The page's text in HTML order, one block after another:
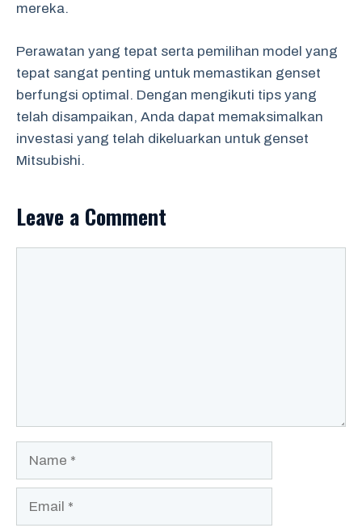
mereka.
Perawatan yang tepat serta pemilihan model yang
tepat sangat penting untuk memastikan genset
berfungsi optimal. Dengan mengikuti tips yang
telah disampaikan, Anda dapat memaksimalkan
investasi yang telah dikeluarkan untuk genset
Mitsubishi.
Leave a Comment